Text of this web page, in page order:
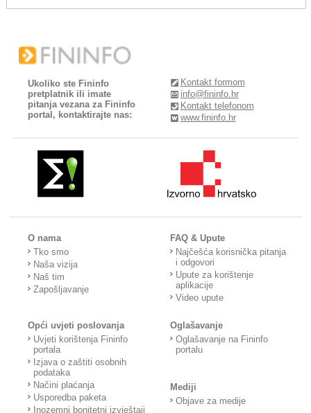
Ukoliko ste Fininfo
pretplatnik ili imate
pitanja vezana za Fininfo
portal, kontaktirajte nas:
Kontakt formom
info@fininfo.hr
Kontakt telefonom
www.fininfo.hr
O nama
Tko smo
Naša vizija
Naš tim
Zapošljavanje
FAQ & Upute
Najčešća korisnička pitanja
i odgovori
Upute za korištenje
aplikacije
Video upute
Opći uvjeti poslovanja
Uvjeti korištenja Fininfo
portala
Izjava o zaštiti osobnih
podataka
Načini plaćanja
Usporedba paketa
Inozemni bonitetni izvještaji
Oglašavanje
Oglašavanje na Fininfo
portalu
Mediji
Objave za medije